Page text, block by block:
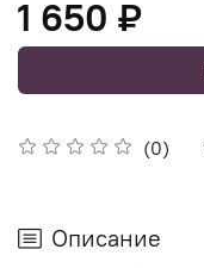
(0)
1 650 ₽
Описание